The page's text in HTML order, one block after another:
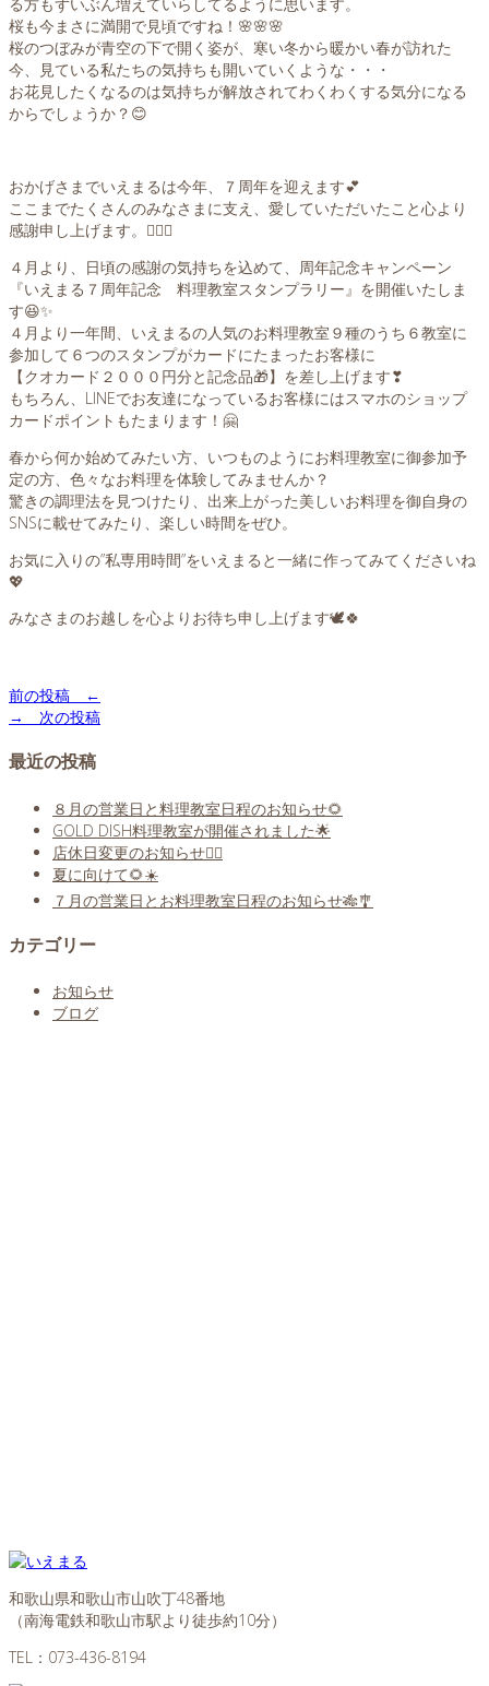
桜も今まさに満開で見頃ですね！🌸🌸🌸
桜のつぼみが青空の下で開く姿が、寒い冬から暖かい春が訪れた
今、見ている私たちの気持ちも開いていくような・・・
お花見したくなるのは気持ちが解放されてわくわくする気分になる
からでしょうか？😊
おかげさまでいえまるは今年、７周年を迎えます💕
ここまでたくさんのみなさまに支え、愛していただいたこと心より
感謝申し上げます。🙇‍♀️✨
４月より、日頃の感謝の気持ちを込めて、周年記念キャンペーン
『いえまる７周年記念 料理教室スタンプラリー』を開催いたしま
す😆✨
４月より一年間、いえまるの人気のお料理教室９種のうち６教室に
参加して６つのスタンプがカードにたまったお客様に
【クオカード２０００円分と記念品🎁】を差し上げます❣
もちろん、LINEでお友達になっているお客様にはスマホのショップ
カードポイントもたまります！🤗
春から何か始めてみたい方、いつものようにお料理教室に御参加予
定の方、色々なお料理を体験してみませんか？
驚きの調理法を見つけたり、出来上がった美しいお料理を御自身の
SNSに載せてみたり、楽しい時間をぜひ。
お気に入りの”私専用時間”をいえまると一緒に作ってみてくださいね
💖
みなさまのお越しを心よりお待ち申し上げます🕊🍀
前の投稿 ←
→ 次の投稿
最近の投稿
８月の営業日と料理教室日程のお知らせ🌻
GOLD DISH料理教室が開催されました🌟
店休日変更のお知らせ🙇‍♀️
夏に向けて🌻☀️
７月の営業日とお料理教室日程のお知らせ🎋🎐
カテゴリー
お知らせ
ブログ
和歌山県和歌山市山吹丁48番地
（南海電鉄和歌山市駅より徒歩約10分）
TEL： 073-436-8194